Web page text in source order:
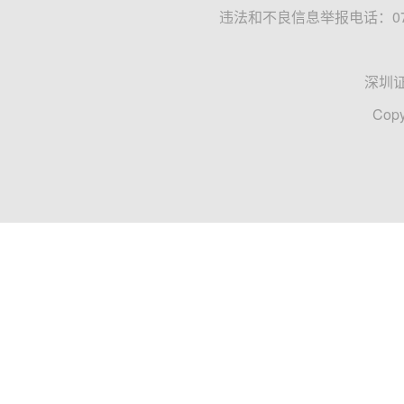
违法和不良信息举报电话：
深圳